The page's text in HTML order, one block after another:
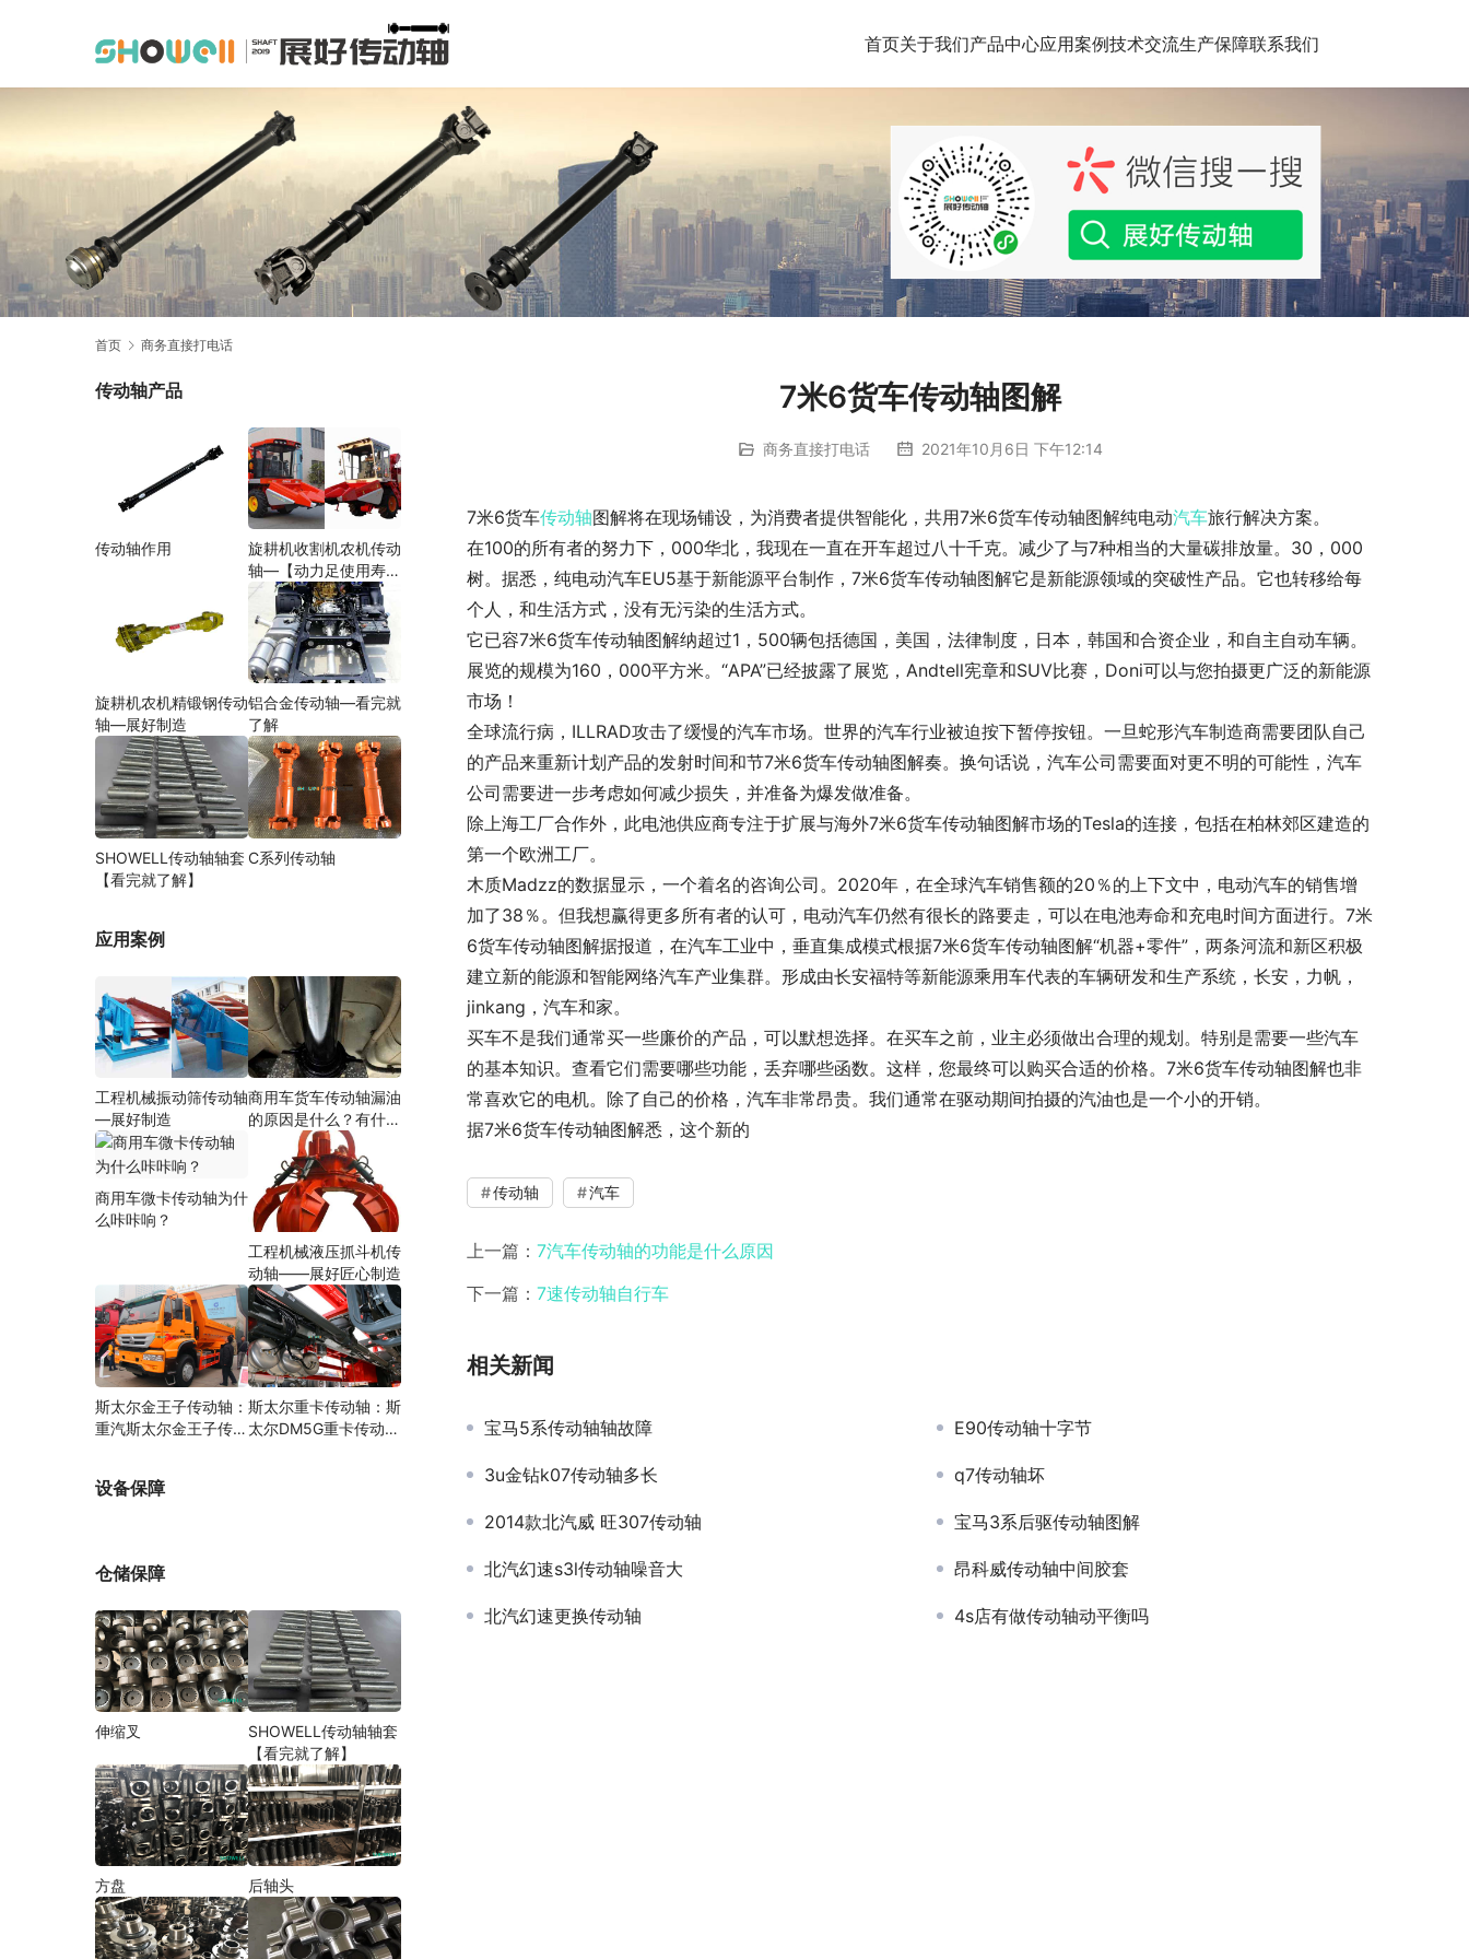
首页关于我们产品中心应用案例技术交流生产保障联系我们
首页 商务直接打电话
7米6货车传动轴图解
商务直接打电话 2021年10月6日 下午12:14
7米6货车传动轴图解将在现场铺设，为消费者提供智能化，共用7米6货车传动轴图解纯电动汽车旅行解决方案。
在100的所有者的努力下，000华北，我现在一直在开车超过八十千克。减少了与7种相当的大量碳排放量。30，000
树。据悉，纯电动汽车EU5基于新能源平台制作，7米6货车传动轴图解它是新能源领域的突破性产品。它也转移给每
个人，和生活方式，没有无污染的生活方式。
它已容7米6货车传动轴图解纳超过1，500辆包括德国，美国，法律制度，日本，韩国和合资企业，和自主自动车辆。
展览的规模为160，000平方米。“APA”已经披露了展览，Andtell宪章和SUV比赛，Doni可以与您拍摄更广泛的新能源
市场！
全球流行病，ILLRAD攻击了缓慢的汽车市场。世界的汽车行业被迫按下暂停按钮。一旦蛇形汽车制造商需要团队自己
的产品来重新计划产品的发射时间和节7米6货车传动轴图解奏。换句话说，汽车公司需要面对更不明的可能性，汽车
公司需要进一步考虑如何减少损失，并准备为爆发做准备。
除上海工厂合作外，此电池供应商专注于扩展与海外7米6货车传动轴图解市场的Tesla的连接，包括在柏林郊区建造的
第一个欧洲工厂。
木质Madzz的数据显示，一个着名的咨询公司。2020年，在全球汽车销售额的20％的上下文中，电动汽车的销售增
加了38％。但我想赢得更多所有者的认可，电动汽车仍然有很长的路要走，可以在电池寿命和充电时间方面进行。7米
6货车传动轴图解据报道，在汽车工业中，垂直集成模式根据7米6货车传动轴图解“机器+零件”，两条河流和新区积极
建立新的能源和智能网络汽车产业集群。形成由长安福特等新能源乘用车代表的车辆研发和生产系统，长安，力帆，
jinkang，汽车和家。
买车不是我们通常买一些廉价的产品，可以默想选择。在买车之前，业主必须做出合理的规划。特别是需要一些汽车
的基本知识。查看它们需要哪些功能，丢弃哪些函数。这样，您最终可以购买合适的价格。7米6货车传动轴图解也非
常喜欢它的电机。除了自己的价格，汽车非常昂贵。我们通常在驱动期间拍摄的汽油也是一个小的开销。
据7米6货车传动轴图解悉，这个新的
传动轴 汽车
上一篇： 7汽车传动轴的功能是什么原因
下一篇： 7速传动轴自行车
相关新闻
宝马5系传动轴轴故障 E90传动轴十字节
3u金钻k07传动轴多长 q7传动轴坏
2014款北汽威 旺307传动轴 宝马3系后驱传动轴图解
北汽幻速s3l传动轴噪音大 昂科威传动轴中间胶套
北汽幻速更换传动轴 4s店有做传动轴动平衡吗
传动轴产品
传动轴作用
旋耕机收割机农机传动
轴—【动力足使用寿命
久】
旋耕机农机精锻钢传动
轴—展好制造
铝合金传动轴—看完就
了解
SHOWELL传动轴轴套
【看完就了解】
C系列传动轴
应用案例
工程机械振动筛传动轴
—展好制造
商用车货车传动轴漏油
的原因是什么？有什么
商用车微卡传动轴为什
么咔咔响？
工程机械液压抓斗机传
动轴——展好匠心制造
斯太尔金王子传动轴：
重汽斯太尔金王子传动
斯太尔重卡传动轴：斯
太尔DM5G重卡传动轴
设备保障
仓储保障
伸缩叉
SHOWELL传动轴轴套
【看完就了解】
方盘 后轴头